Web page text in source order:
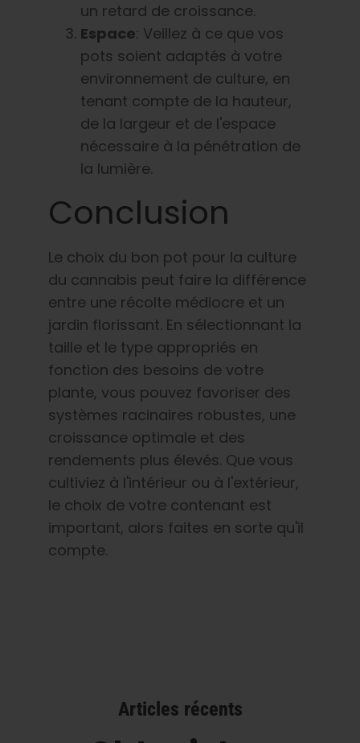
un retard de croissance.
Espace: Veillez à ce que vos
pots soient adaptés à votre
environnement de culture, en
tenant compte de la hauteur,
de la largeur et de l'espace
nécessaire à la pénétration de
la lumière.
Conclusion
Le choix du bon pot pour la culture
du cannabis peut faire la différence
entre une récolte médiocre et un
jardin florissant. En sélectionnant la
taille et le type appropriés en
fonction des besoins de votre
plante, vous pouvez favoriser des
systèmes racinaires robustes, une
croissance optimale et des
rendements plus élevés. Que vous
cultiviez à l'intérieur ou à l'extérieur,
le choix de votre contenant est
important, alors faites en sorte qu'il
compte.
Articles récents